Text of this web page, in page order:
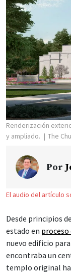
Renderización
y ampliado.
The
Por
El audio del artículo
Desde principios
estado en proceso
nuevo edificio
encontraba un
templo original ha